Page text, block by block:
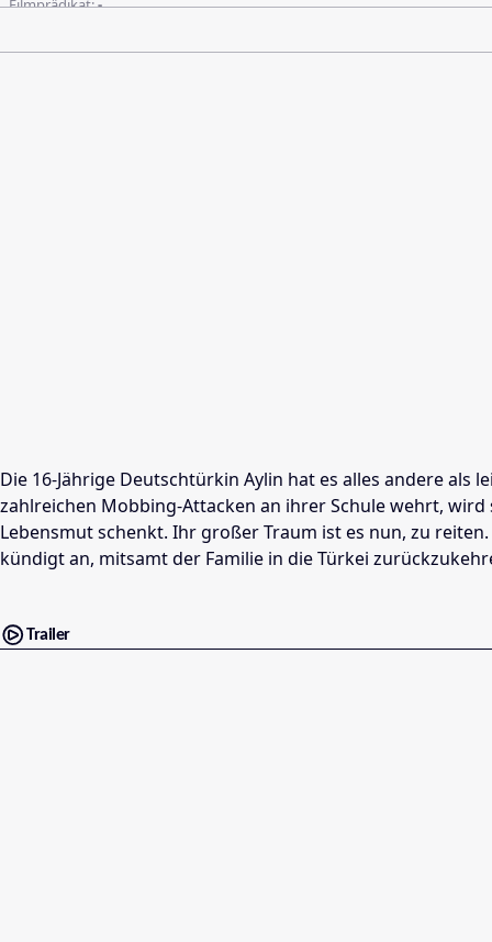
Filmprädikat:-
Die 16-Jährige Deutschtürkin Aylin hat es alles andere
zahlreichen Mobbing-Attacken an ihrer Schule wehrt,
Lebensmut schenkt. Ihr großer Traum ist es nun, zu
kündigt an, mitsamt der Familie in die Türkei
Trailer